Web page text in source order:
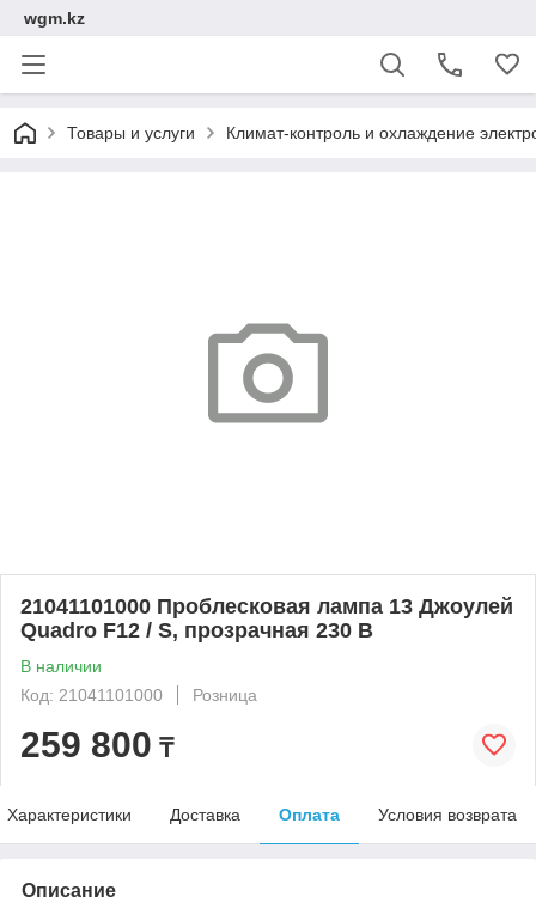
wgm.kz
Товары и услуги Климат-контроль и охлаждение
21041101000 Проблесковая лампа 13 Джоулей
Quadro F12 / S, прозрачная 230 В
В наличии
Код: 21041101000
Розница
259 800 ₸
Характеристики Доставка Оплата Условия возврата
Описание